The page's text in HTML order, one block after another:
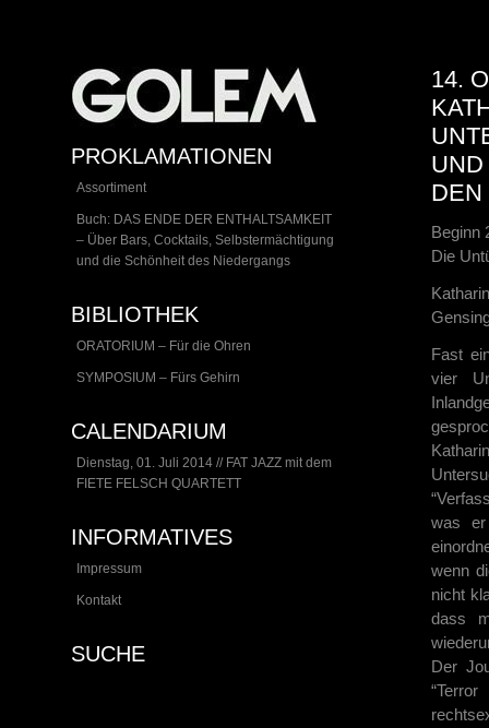
PROKLAMATIONEN
Assortiment
Buch: DAS ENDE DER ENTHALTSAMKEIT
– Über Bars, Cocktails, Selbstermächtigung
und die Schönheit des Niedergangs
BIBLIOTHEK
ORATORIUM – Für die Ohren
SYMPOSIUM – Fürs Gehirn
CALENDARIUM
Dienstag, 01. Juli 2014 // FAT JAZZ mit dem
FIETE FELSCH QUARTETT
INFORMATIVES
Impressum
Kontakt
SUCHE
14.
DEN
Beginn
Die
Fast
vier
was er
wenn
nicht
dass
Der